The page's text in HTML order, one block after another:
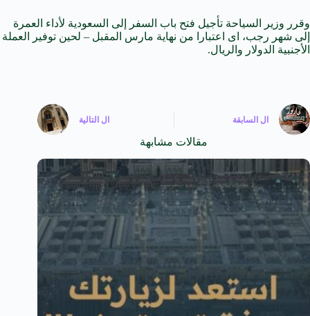
وقرر وزير السياحة تأجيل فتح باب السفر إلى السعودية لأداء العمرة
إلى شهر رجب، اى اعتبارا من نهاية مارس المقبل – لحين توفير العملة
الأجنبية الدولار والريال.
ال السابقة ال التالية
مقالات مشابهة